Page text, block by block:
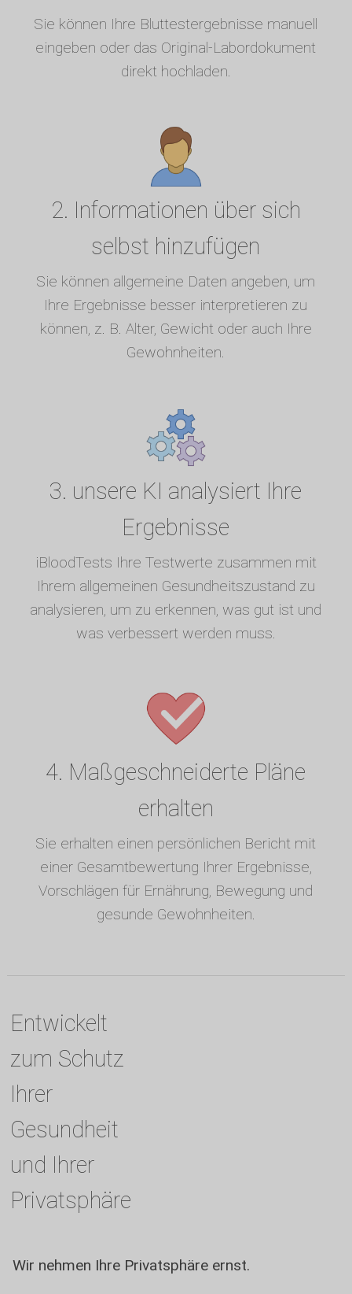
Sie können Ihre Bluttestergebnisse manuell
eingeben oder das Original-Labordokument
direkt hochladen.
2. Informationen über sich
selbst hinzufügen
Sie können allgemeine Daten angeben, um
Ihre Ergebnisse besser interpretieren zu
können, z. B. Alter, Gewicht oder auch Ihre
Gewohnheiten.
3. unsere KI analysiert Ihre
Ergebnisse
iBloodTests Ihre Testwerte zusammen mit
Ihrem allgemeinen Gesundheitszustand zu
analysieren, um zu erkennen, was gut ist und
was verbessert werden muss.
4. Maßgeschneiderte Pläne
erhalten
Sie erhalten einen persönlichen Bericht mit
einer Gesamtbewertung Ihrer Ergebnisse,
Vorschlägen für Ernährung, Bewegung und
gesunde Gewohnheiten.
Entwickelt
zum Schutz
Ihrer
Gesundheit
und Ihrer
Privatsphäre
Wir nehmen Ihre Privatsphäre ernst.